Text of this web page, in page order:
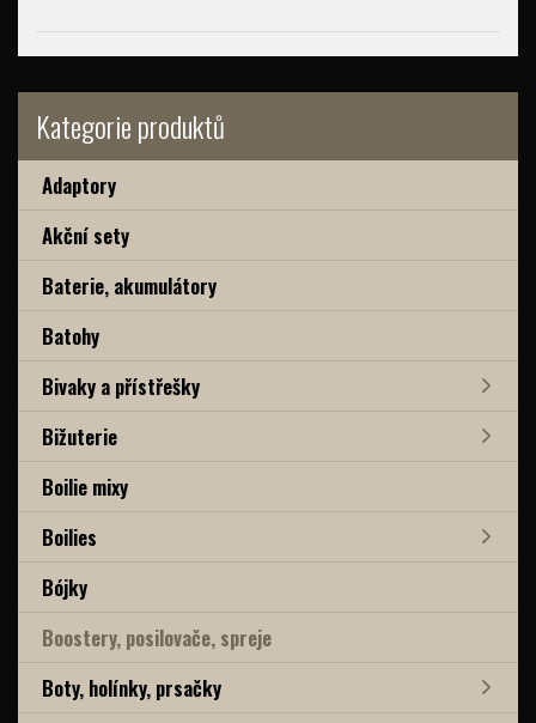
Kategorie produktů
Adaptory
Akční sety
Baterie, akumulátory
Batohy
Bivaky a přístřešky
Bižuterie
Boilie mixy
Boilies
Bójky
Boostery, posilovače, spreje
Boty, holínky, prsačky